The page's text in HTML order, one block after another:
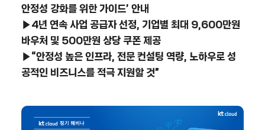
안정성 강화를 위한 가이드’ 안내
▶4년 연속 사업 공급자 선정, 기업별 최대 9,600만원
바우처 및 500만원 상당 쿠폰 제공
▶“안정성 높은 인프라, 전문 컨설팅 역량, 노하우로 성
공적인 비즈니스를 적극 지원할 것”